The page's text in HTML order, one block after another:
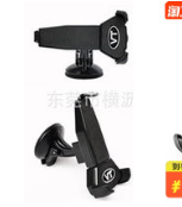
我與手機支
架的緣分